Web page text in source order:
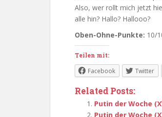
Also, wer rollt mich jetzt
alle hin? Hallo? Hallooo?
Oben-Ohne-Punkte: 10/
Teilen mit:
Facebook Twitter
Related Posts:
Putin der Woche
Putin der Woche